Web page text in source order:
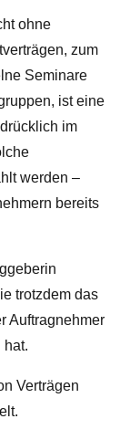
ohne
zum
Seminare
ist eine
im
werden –
bereits
trotzdem das
Auftragnehmer
hat.
Verträgen